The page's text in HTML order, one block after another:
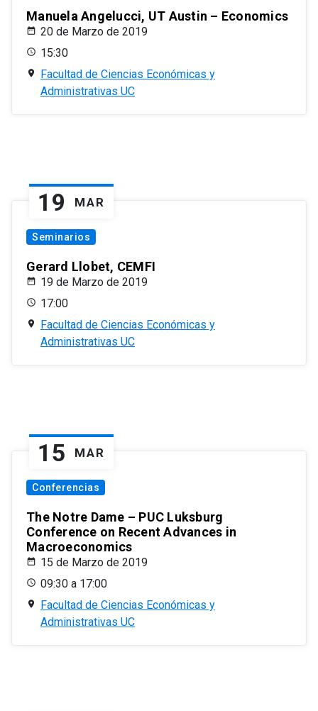
Manuela Angelucci, UT Austin – Economics
20 de Marzo de 2019
15:30
Facultad de Ciencias Económicas y
Administrativas UC
19 MAR
Seminarios
Gerard Llobet, CEMFI
19 de Marzo de 2019
17:00
Facultad de Ciencias Económicas y
Administrativas UC
15 MAR
Conferencias
The Notre Dame – PUC Luksburg
Conference on Recent Advances in
Macroeconomics
15 de Marzo de 2019
09:30 a 17:00
Facultad de Ciencias Económicas y
Administrativas UC